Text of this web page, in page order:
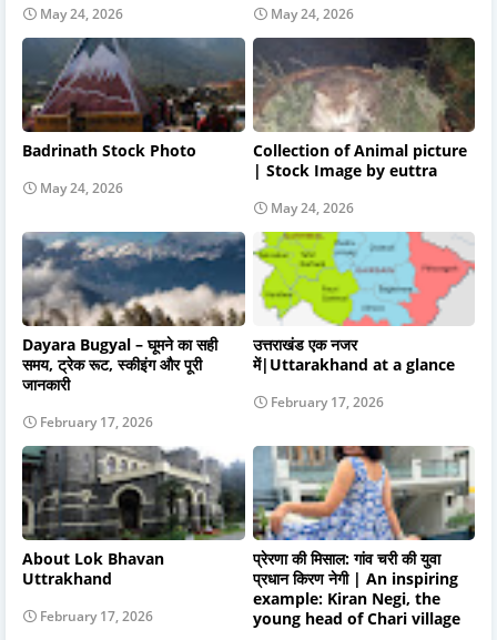
May 24, 2026 May 24, 2026
Badrinath Stock Photo
May 24, 2026
Collection of Animal picture
| Stock Image by euttra
May 24, 2026
Dayara Bugyal – घूमने का सही
समय, ट्रेक रूट, स्कीइंग और पूरी
जानकारी
February 17, 2026
उत्तराखंड एक नजर
में|Uttarakhand at a glance
February 17, 2026
About Lok Bhavan
Uttrakhand
February 17, 2026
प्रेरणा की मिसाल: गांव चरी की युवा
प्रधान किरण नेगी | An inspiring
example: Kiran Negi, the
young head of Chari village